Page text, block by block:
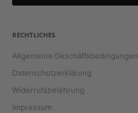
RECHTLICHES
Allgemeine Geschäftsbedingungen
Datenschutzerklärung
Widerrufsbelehrung
Impressum